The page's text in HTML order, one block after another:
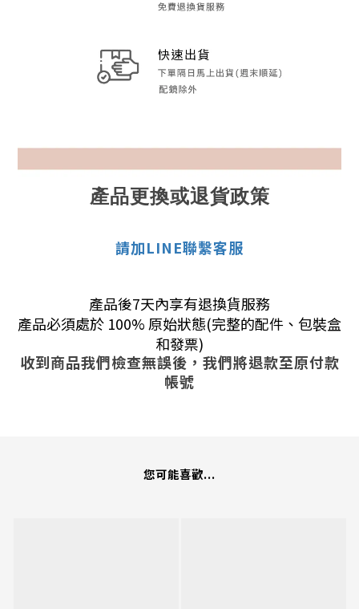
產品更換或退貨政策
請加LINE聯繫客服
產品後7天內享有退換貨服務
產品必須處於 100% 原始狀態(完整的配件、包裝盒
和發票)
收到商品我們檢查無誤後，我們將退款至原付款
帳號
您可能喜歡...